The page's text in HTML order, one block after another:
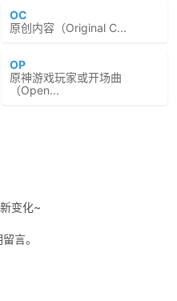
OC
原创内容（Original C...
OP
原神游戏玩家或开场曲
（Open...
变化~
言。